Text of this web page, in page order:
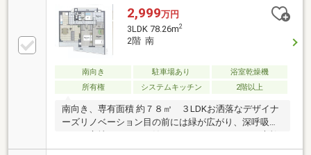
2,999万円
3LDK 78.26m2
2階 南
南向き 駐車場あり
浴室乾燥機
所有権
システムキッチン 2階以上
南向き、専有面積 約７８㎡ ３LDKお洒落なデザイナ
ーズリノベーション目の前には緑が広がり、深呼吸と
なマンションのご紹介です。